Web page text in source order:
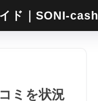
ド｜SONI-cash
ミを状況